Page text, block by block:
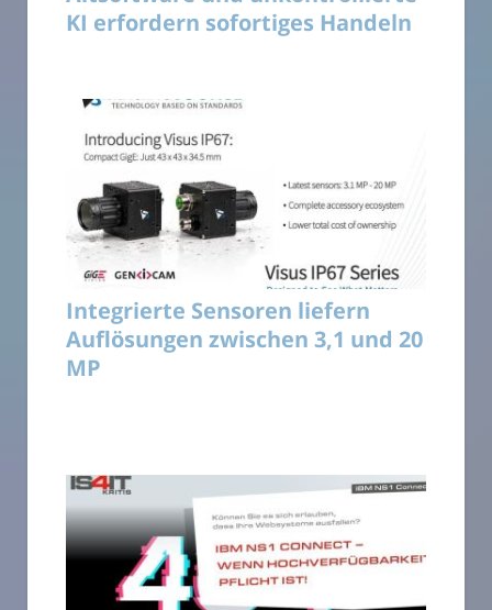
KI erfordern sofortiges Handeln
Integrierte Sensoren liefern
Auflösungen zwischen 3,1 und 20
MP